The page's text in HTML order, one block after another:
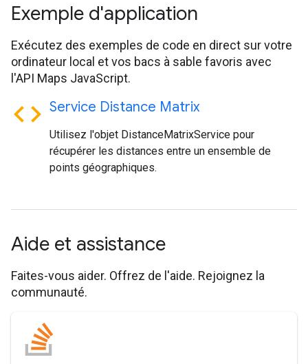
Exemple d'application
Exécutez des exemples de code en direct sur votre
ordinateur local et vos bacs à sable favoris avec
l'API Maps JavaScript.
code Service Distance Matrix
Utilisez l'objet DistanceMatrixService pour
récupérer les distances entre un ensemble de
points géographiques.
Aide et assistance
Faites-vous aider. Offrez de l'aide. Rejoignez la
communauté.